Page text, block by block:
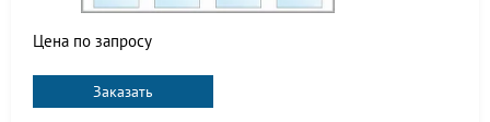
Цена по запросу
Заказать